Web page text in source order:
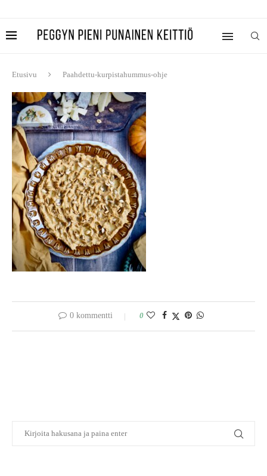
Etusivu Paahdettu-kurpistahummus-ohje
0 kommentti 0